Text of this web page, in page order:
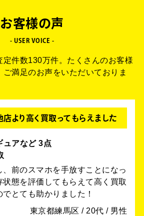
お客様の声
- USER VOICE -
件数130万件。 たくさんのお客様
満足のお声をいただいておりま
店より高く買取ってもらえました
アなど 3点
前のスマホを手放すことになっ
状態を評価してもらえて高く買取
とても助かりました！
東京都練馬区 / 20代 / 男性